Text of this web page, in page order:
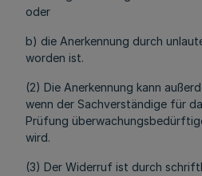
oder
b) die Anerkennung durch
worden ist.
(2) Die Anerkennung kann
wenn der Sachverständige für
Prüfung
wird.
(3) Der Widerruf ist durch